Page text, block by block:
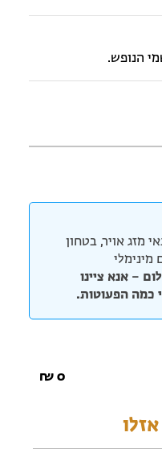
הנופש.
מזג אויר, בטחון
ללא תשלום – אנא ציינו
כמה הפעוטות.
0
₪